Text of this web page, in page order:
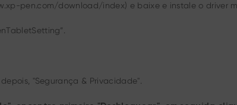
pen.com/download/index) e baixe e instale o driver
"Segurança & Privacidade".